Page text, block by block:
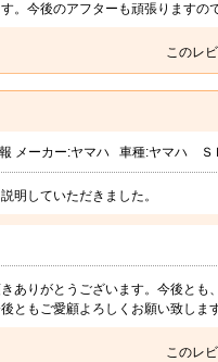
。今後のアフターも頑張りますの
このレ
メーカー:ヤマハ 車種:ヤマハ Ｓ
明していただきました。
ありがとうございます。今後と
ともご愛顧よろしくお願い致します
このレ